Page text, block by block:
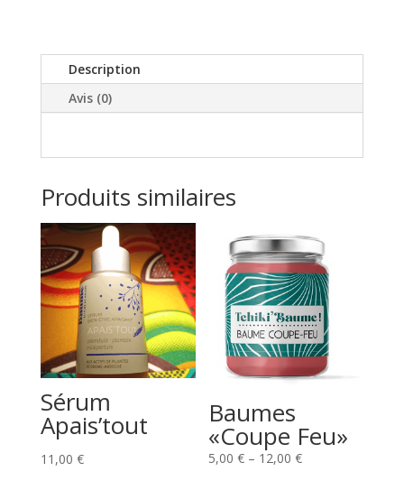
Description
Avis (0)
Produits similaires
Sérum
Apais’tout
11,00 €
Baumes
«Coupe Feu»
5,00€ – 12,00€